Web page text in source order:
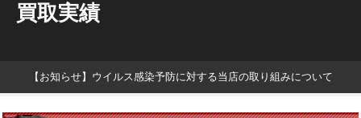
買取実績
【お知らせ】ウイルス感染予防に対する当店の取り組みについて